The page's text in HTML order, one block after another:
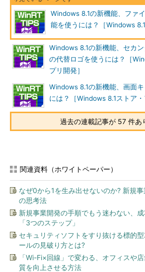
Windows 8.1の新機能、ファ
能を使うには？［Windows
Windows 8.1の新機能、セカ
の代替ロゴを使うには？［
プリ開発］
Windows 8.1の新機能、画面
には？［Windows 8.1ストア・
過去の連載記事が 57 件あ
関連資料（ホワイトペーパー）
なぜ0から1を生み出せないのか? 新規
の思考法
新規事業開発の手順でもう迷わない、
「3つのステップ」
セキュリティソフトをすり抜ける標的
ールの見破り方とは?
「Wi-Fi×回線」で変わる、オフィスや
質を向上させる方法